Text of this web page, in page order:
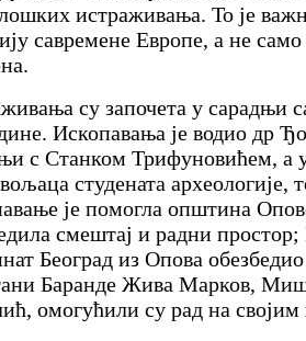
истраживања. То је
савремене Европе, а не
су започета у сарадњи
Ископавања је водио др
с Станком Трифуновићем, а
студената археологије,
је помогла општина
смештај и радни
Београд из Опова
Баранде Жива Марков,
омогућили су рад на